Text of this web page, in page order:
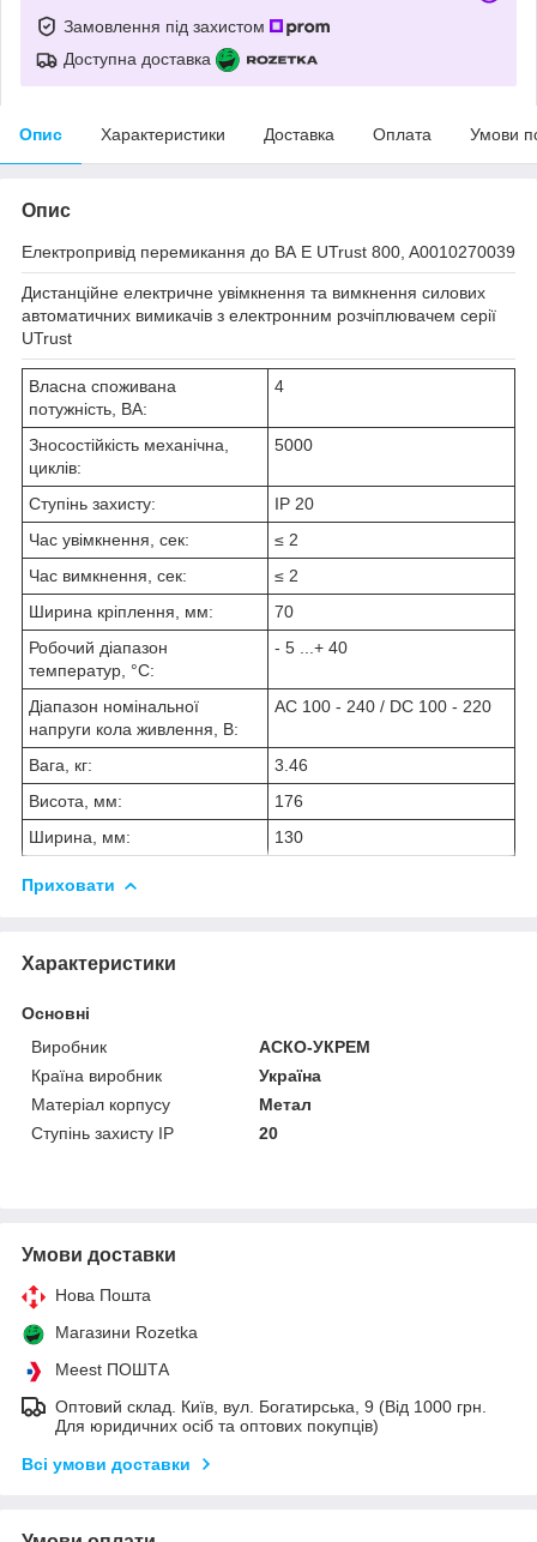
Замовлення під захистом
Доступна доставка
Опис Характеристики Доставка Оплата Умови
Опис
Електропривід перемикання до ВА E UTrust 800, A0010270039
Дистанційне електричне увімкнення та вимкнення силових
автоматичних вимикачів з електронним розчіплювачем серії
UTrust
Власна споживана
потужність, ВА:
4
Зносостійкість механічна,
циклів:
5000
Ступінь захисту:
IP 20
Час увімкнення, сек:
≤ 2
Час вимкнення, сек:
≤ 2
Ширина кріплення, мм:
70
Робочий діапазон
температур, °С:
- 5 ...+ 40
Діапазон номінальної
напруги кола живлення, В:
АС 100 - 240 / DC 100 - 220
Вага, кг:
3.46
Висота, мм:
176
Ширина, мм:
130
Приховати
Характеристики
Основні
Виробник
АСКО-УКРЕМ
Країна виробник
Україна
Матеріал корпусу
Метал
Ступінь захисту IP
20
Умови доставки
Нова Пошта
Магазини Rozetka
Meest ПОШТА
Оптовий склад. Київ, вул. Богатирська, 9 (Від 1000 грн.
Для юридичних осіб та оптових покупців)
Всі умови доставки